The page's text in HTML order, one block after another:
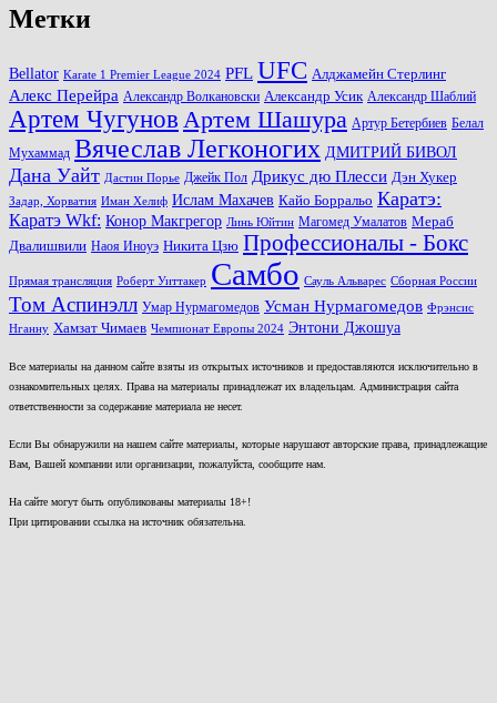
Метки
Bellator Karate 1 Premier League 2024 PFL UFC Алджамейн Стерлинг
Алекс Перейра Александр Волкановски Александр Усик Александр Шаблий
Артем Чугунов Артем Шашура Артур Бетербиев Белал
Мухаммад Вячеслав Легконогих ДМИТРИЙ БИВОЛ
Дана Уайт Дастин Порье Джейк Пол Дрикус дю Плесси Дэн Хукер
Задар, Хорватия Иман Хелиф Ислам Махачев Кайо Борральо Каратэ:
Каратэ Wkf: Конор Макгрегор Линь Юйтин Магомед Умалатов Мераб
Двалишвили Наоя Иноуэ Никита Цзю Профессионалы - Бокс
Прямая трансляция Роберт Уиттакер Самбо Сауль Альварес Сборная России
Том Аспинэлл Умар Нурмагомедов Усман Нурмагомедов Фрэнсис
Нганну Хамзат Чимаев Чемпионат Европы 2024 Энтони Джошуа
Все материалы на данном сайте взяты из открытых источников и предоставляются исключительно в
ознакомительных целях. Права на материалы принадлежат их владельцам. Администрация сайта
ответственности за содержание материала не несет.
Если Вы обнаружили на нашем сайте материалы, которые нарушают авторские права, принадлежащие
Вам, Вашей компании или организации, пожалуйста, сообщите нам.
На сайте могут быть опубликованы материалы 18+!
При цитировании ссылка на источник обязательна.